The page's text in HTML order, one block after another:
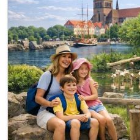
2 Erwachsene und 2 Kinder